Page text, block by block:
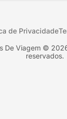
De Viagem ©
reservados.
de Privacidade